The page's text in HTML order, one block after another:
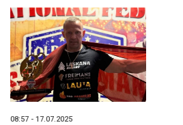
08:57 - 17.07.2025